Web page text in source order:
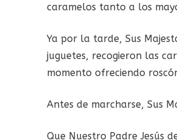
caramelos tanto a los
Ya por la tarde, Sus
juguetes, recogieron las
momento ofreciendo
Antes de marcharse, Sus
Que Nuestro Padre Jesús